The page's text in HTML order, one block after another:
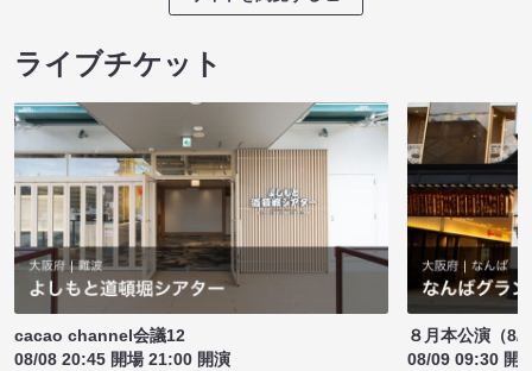
ライブチケット
cacao channel会議12
08/08 20:45 開場 21:00 開演
８月本公演（8/
08/09 09:30 開